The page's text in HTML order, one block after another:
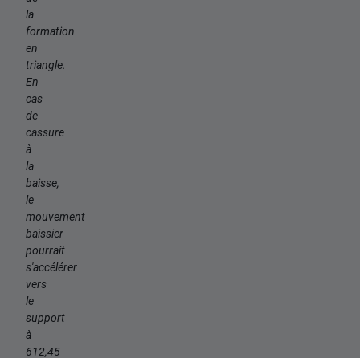
la
formation
en
triangle.
En
cas
de
cassure
à
la
baisse,
le
mouvement
baissier
pourrait
s'accélérer
vers
le
support
à
612,45